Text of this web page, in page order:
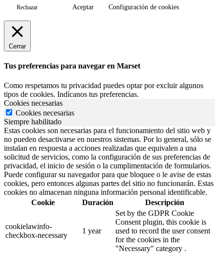
Rechazar Aceptar Configuración de cookies
Cerrar
Tus preferencias para navegar en Marset
Como respetamos tu privacidad puedes optar por excluir algunos
tipos de cookies. Indícanos tus preferencias.
Cookies necesarias
Cookies necesarias
Siempre habilitado
Estas cookies son necesarias para el funcionamiento del sitio web y
no pueden desactivarse en nuestros sistemas. Por lo general, sólo se
instalan en respuesta a acciones realizadas que equivalen a una
solicitud de servicios, como la configuración de sus preferencias de
privacidad, el inicio de sesión o la cumplimentación de formularios.
Puede configurar su navegador para que bloquee o le avise de estas
cookies, pero entonces algunas partes del sitio no funcionarán. Estas
cookies no almacenan ninguna información personal identificable.
Cookie
Duración Descripción
cookielawinfo-
checkbox-necessary
1 year
Set by the GDPR Cookie
Consent plugin, this cookie is
used to record the user consent
for the cookies in the
"Necessary" category .